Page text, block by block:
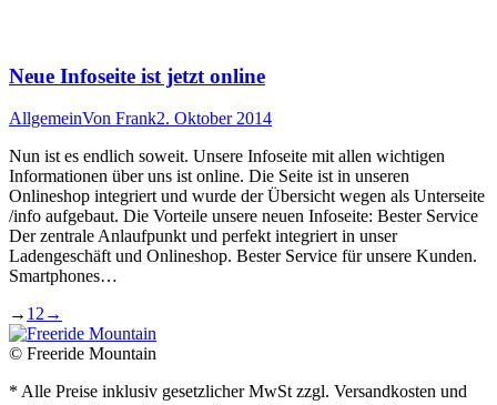
Neue Infoseite ist jetzt online
AllgemeinVon Frank2. Oktober 2014
Nun ist es endlich soweit. Unsere Infoseite mit allen wichtigen
Informationen über uns ist online. Die Seite ist in unseren
Onlineshop integriert und wurde der Übersicht wegen als Unterseite
/info aufgebaut. Die Vorteile unsere neuen Infoseite: Bester Service
Der zentrale Anlaufpunkt und perfekt integriert in unser
Ladengeschäft und Onlineshop. Bester Service für unsere Kunden.
Smartphones…
→ 1 2 →
© Freeride Mountain
* Alle Preise inklusiv gesetzlicher MwSt zzgl. Versandkosten und